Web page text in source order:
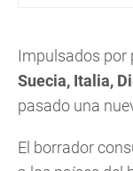
Impulsados por
Suecia, Italia,
pasado una
El borrador